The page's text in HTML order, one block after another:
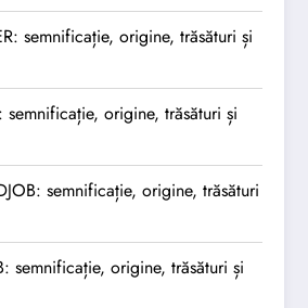
semnificație, origine, trăsături și
semnificație, origine, trăsături și
semnificație, origine, trăsături
semnificație, origine, trăsături și